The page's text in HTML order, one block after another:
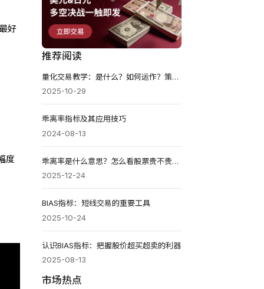
好
度
推荐阅读
量化交易教学：是什么？如何运作？策略类型？优缺点？
2025-10-29
乖离率指标及其应用技巧
2024-08-13
乖离率是什么意思？怎么看股票贵不贵？如何找买卖点？
2025-12-24
BIAS指标：短线交易的重要工具
2025-10-24
认识BIAS指标：把握股价超买超卖的利器
2025-08-13
市场热点